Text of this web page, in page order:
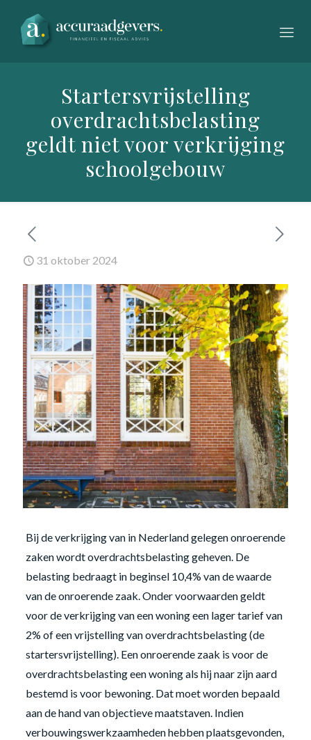
Startersvrijstelling
overdrachtsbelasting
geldt niet voor verkrijging
schoolgebouw
31 oktober 2024
Bij de verkrijging van in Nederland gelegen onroerende
zaken wordt overdrachtsbelasting geheven. De
belasting bedraagt in beginsel 10,4% van de waarde
van de onroerende zaak. Onder voorwaarden geldt
voor de verkrijging van een woning een lager tarief van
2% of een vrijstelling van overdrachtsbelasting (de
startersvrijstelling). Een onroerende zaak is voor de
overdrachtsbelasting een woning als hij naar zijn aard
bestemd is voor bewoning. Dat moet worden bepaald
aan de hand van objectieve maatstaven. Indien
verbouwingswerkzaamheden hebben plaatsgevonden,